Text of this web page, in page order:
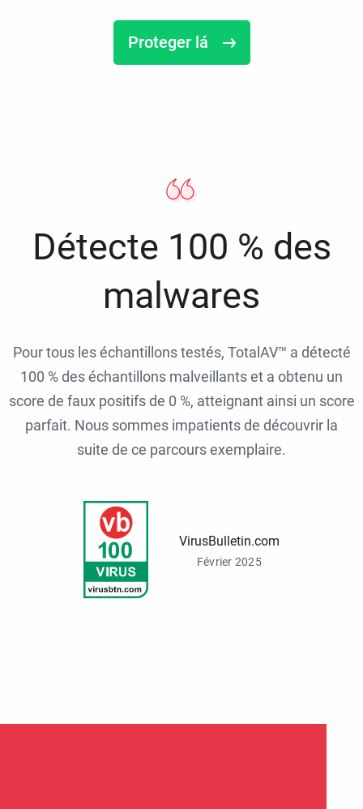
Proteger lá
Détecte 100 % des
malwares
Pour tous les échantillons testés, TotalAV™ a détecté
100 % des échantillons malveillants et a obtenu un
score de faux positifs de 0 %, atteignant ainsi un score
parfait. Nous sommes impatients de découvrir la
suite de ce parcours exemplaire.
VirusBulletin.com
Février 2025